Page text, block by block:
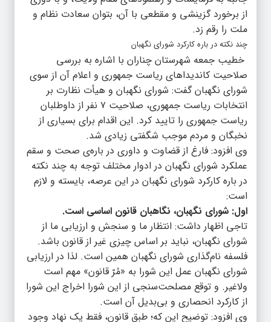
از برخورد گزینشی و مقطعی با آن، بتوان سعادت نظام و
ملت را رقم زد.
چند نکته در باره کارکرد شورای نگهبان
خطیب جمعه شهرستان چناران با اشاره به بررسی
صلاحیت کاندیداهای ریاست جمهوری و اعلام آن از سوی
شورای نگهبان گفت: شورای نگهبان و هیأت نظارت بر
انتخابات ریاست جمهوری، صلاحیت ۷ نفر از داوطلبان
ریاست جمهوری را تایید کرد. این اقدام برای بسیاری از
نخبگان و مردم موجب شگفتی زیادی شد.
وی افزود: فارغ از قضاوت و داوری در باره‌ی صحت و سقم
عملکرد شورای نگهبان در ادوار مختلف توجه به چند نکته
در باره کارکرد شورای نگهبان در این عرصه، بایسته و لازم
است:
اول: شورای نگهبان، نگاهبان قانون اساسی است.
تاجی اظهار داشت: انتظار ما و سنجش و ارزیابی ما از
شورای نگهبان، نباید بر اساس چیزی غیر از قانون باشد.
فلسفه نام‌گذاری شورای نگهبان همین است. لذا در ارزیابی
شورای نگهبان عمل این شورا به «مُرّ قانون» مهم است
ولاغیر. و توقع مصلحت‌سنجی از این شورا اخراج این شورا
از کارکرد انحصاری و بی‌بدیل آن است.
وی افزود: توضیح این که؛ طبق قانون، فقط یک نهاد وجود